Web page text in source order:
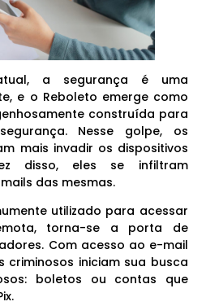
a segurança é uma
e o Reboleto emerge como
construída para
Nesse golpe, os
mais invadir os dispositivos
disso, eles se infiltram
das mesmas.
utilizado para acessar
torna-se a porta de
Com acesso ao e-mail
iniciam sua busca
boletos ou contas que